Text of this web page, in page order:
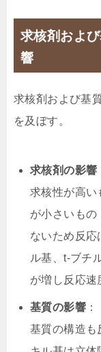
求核剤およ
響
求核剤および基
を及ぼす。
求核剤の影響
求核性が高い
が小さいもの
ないため反応
ル基、t-ブチ
が増し反応速
基質の影響 ：
基質の構造も